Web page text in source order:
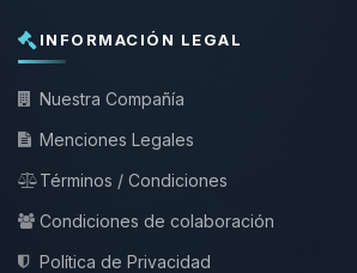
INFORMACIÓN LEGAL
Nuestra Compañía
Menciones Legales
Términos / Condiciones
Condiciones de colaboración
Política de Privacidad